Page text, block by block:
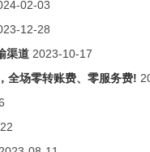
02-03
12-28
渠道 2023-10-17
全场零转账费、零服务费!